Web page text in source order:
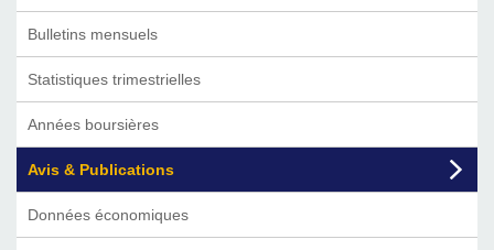
Bulletins mensuels
Statistiques trimestrielles
Années boursières
Avis & Publications
Données économiques